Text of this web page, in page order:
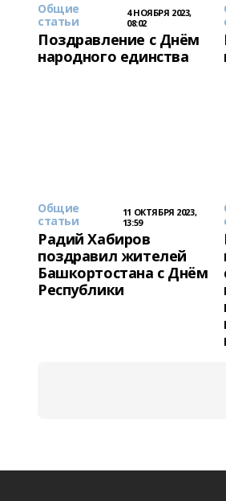
Общие
статьи
4 НОЯБРЯ 2023,
08:02
Поздравление с Днём
народного единства
Общие
статьи
11 ОКТЯБРЯ 2023,
13:59
Радий Хабиров
поздравил жителей
Башкортостана с Днём
Республики